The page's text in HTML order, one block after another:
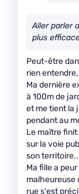
Aller parler
plus
Peut-être
rien
Ma dernière
à 100m de
et me tient la
pendant au
Le maître
sur la voie
son
Ma fille a
malheureuse
rue s'est